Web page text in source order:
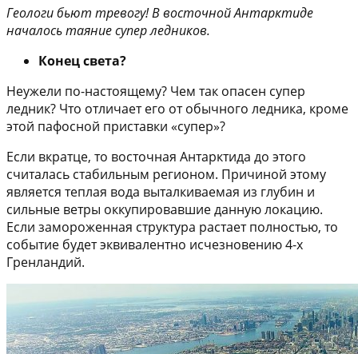
Геологи бьют тревогу! В восточной Антарктиде
началось таяние супер ледников.
Конец света?
Неужели по-настоящему? Чем так опасен супер
ледник? Что отличает его от обычного ледника, кроме
этой пафосной приставки «супер»?
Если вкратце, то восточная Антарктида до этого
считалась стабильным регионом. Причиной этому
является теплая вода выталкиваемая из глубин и
сильные ветры оккупировавшие данную локацию.
Если замороженная структура растает полностью, то
событие будет эквивалентно исчезновению 4-х
Гренландий.